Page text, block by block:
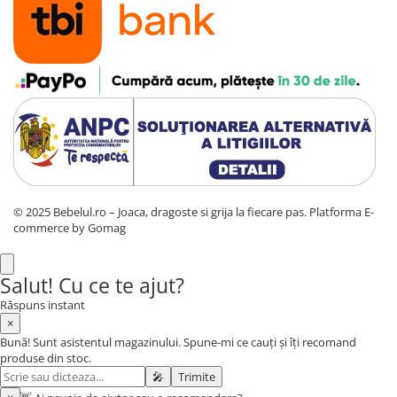
© 2025 Bebelul.ro – Joaca, dragoste si grija la fiecare pas. Platforma E-
commerce by Gomag
Salut! Cu ce te ajut?
Răspuns instant
×
Bună! Sunt asistentul magazinului. Spune-mi ce cauți și îți recomand
produse din stoc.
🎤
Trimite